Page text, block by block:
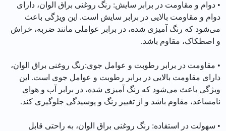
• دوام و مقاومت در برابر سایش: رنگ روغنی براق الوان، دارای
دوام و مقاومت بالایی در برابر سایش است. این ویژگی باعث
می‌شود که رنگ آمیزی شده، در برابر عواملی مانند ضربه، خراش
و اصطکاک، مقاوم باشد.
• مقاومت در برابر رطوبت و عوامل جوی:رنگ روغنی براق الوان،
دارای مقاومت بالایی در برابر رطوبت و عوامل جوی است. این
ویژگی باعث می‌شود که رنگ آمیزی شده، در برابر آب و هوای
نامساعد، مقاوم باشد و از تغییر رنگ و پوسیدگی جلوگیری کند.
• سهولت در استفاده: رنگ روغنی براق الوان، به راحتی قابل